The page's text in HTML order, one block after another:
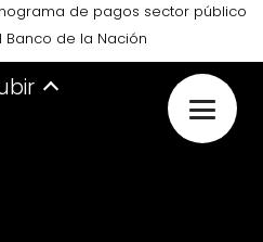
de pagos sector público
Banco de la Nación